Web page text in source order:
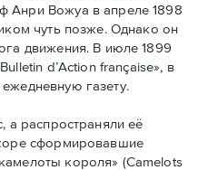
Анри Вожуа в апреле 1898
чуть позже. Однако он
движения. В июле 1899
d’Action française», в
газету.
а распространяли её
сформировавшие
короля» (Camelots